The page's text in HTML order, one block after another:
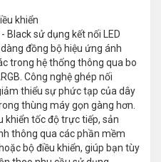
khiển
Black sử dụng kết nối LED
đồng bộ hiệu ứng ánh
trong hệ thống thông qua bo
Công nghệ ghép nối
thiểu sự phức tạp của dây
thùng máy gọn gàng hơn.
khiển tốc độ trực tiếp, sản
thông qua các phần mềm
bộ điều khiển, giúp bạn tùy